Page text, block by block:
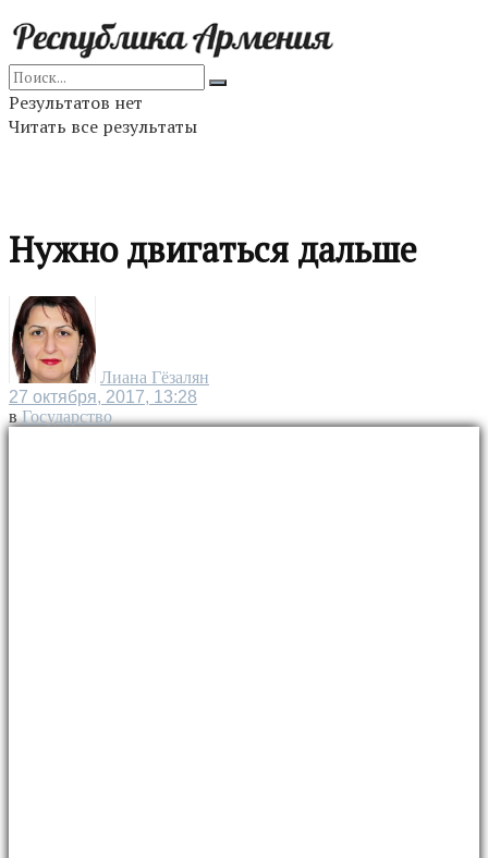
Результатов нет
Читать все результаты
Нужно двигаться дальше
Лиана Гёзалян
27 октября, 2017, 13:28
в Государство